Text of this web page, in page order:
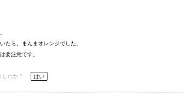
たら、まんまオレンジでした。
要注意です。
たか？ はい